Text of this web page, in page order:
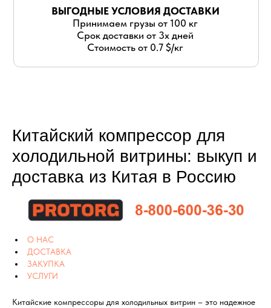
Китайский компрессор для
холодильной витрины: выкуп и
доставка из Китая в Россию
О НАС
ДОСТАВКА
ЗАКУПКА
УСЛУГИ
Китайские компрессоры для холодильных витрин – это надежное